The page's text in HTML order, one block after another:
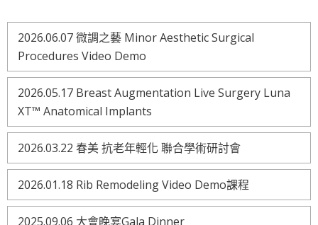
2026.06.07 微調之藝 Minor Aesthetic Surgical
Procedures Video Demo
2026.05.17 Breast Augmentation Live Surgery Luna
XT™ Anatomical Implants
2026.03.22 春美 抗老年輕化 聯合學術研討會
2026.01.18 Rib Remodeling Video Demo課程
2025.09.06 大會晚宴Gala Dinner